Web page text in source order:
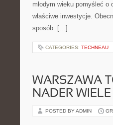
młodym wieku pomyśleć o
właściwe inwestycje.
sposób. […]
CATEGORIES: TECHNEAU
WARSZAWA
NADER
POSTED BY ADMIN